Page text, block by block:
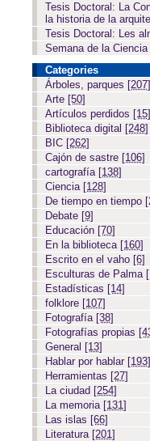
Tesis Doctoral: La
la historia de la
Tesis Doctoral: Les
Semana de la
Categories
Árboles, parques [207]
Arte [50]
Artículos perdidos [15]
Biblioteca digital [248]
BIC [262]
Cajón de sastre [106]
cartografía [138]
Ciencia [128]
De tiempo en tiempo
Debate [9]
Educación [70]
En la biblioteca [160]
Escrito en el vaho [6]
Esculturas de Palma
Estadísticas [14]
folklore [107]
Fotografía [38]
Fotografías propias
General [13]
Hablar por hablar [193]
Herramientas [27]
La ciudad [254]
La memoria [131]
Las islas [66]
Literatura [201]